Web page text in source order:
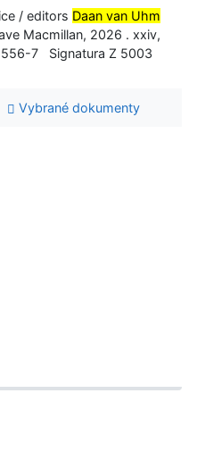
/ editors Daan van Uhm
Macmillan, 2026 . xxiv,
7 Signatura Z 5003
Vybrané dokumenty